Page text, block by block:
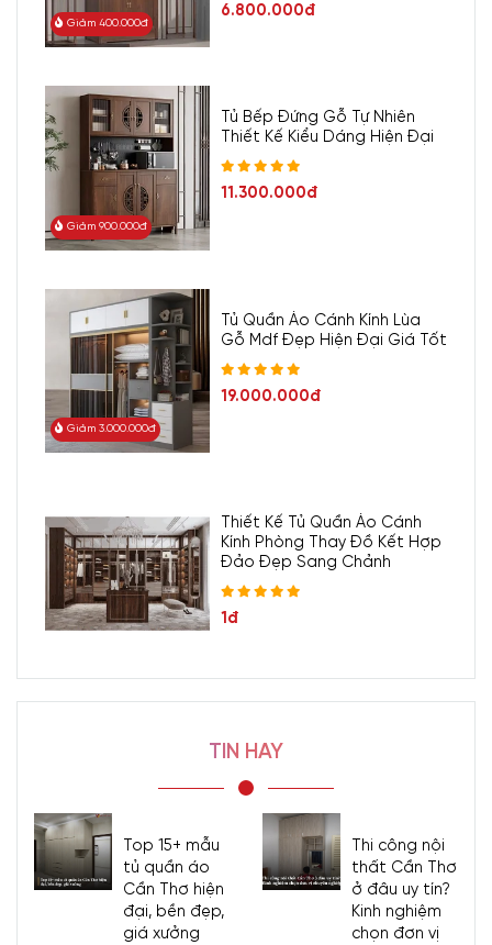
Giảm 400.000đ
6.800.000đ
Giảm 900.000đ
Tủ Bếp Đứng Gỗ Tự Nhiên
Thiết Kế Kiểu Dáng Hiện Đại
11.300.000đ
Giảm 3.000.000đ
Tủ Quần Áo Cánh Kính Lùa
Gỗ Mdf Đẹp Hiện Đại Giá Tốt
19.000.000đ
Thiết Kế Tủ Quần Áo Cánh
Kính Phòng Thay Đồ Kết Hợp
Đảo Đẹp Sang Chảnh
1đ
TIN HAY
Top 15+ mẫu
tủ quần áo
Cần Thơ hiện
đại, bền đẹp,
giá xưởng
Thi công nội
thất Cần Thơ
ở đâu uy tín?
Kinh nghiệm
chọn đơn vị